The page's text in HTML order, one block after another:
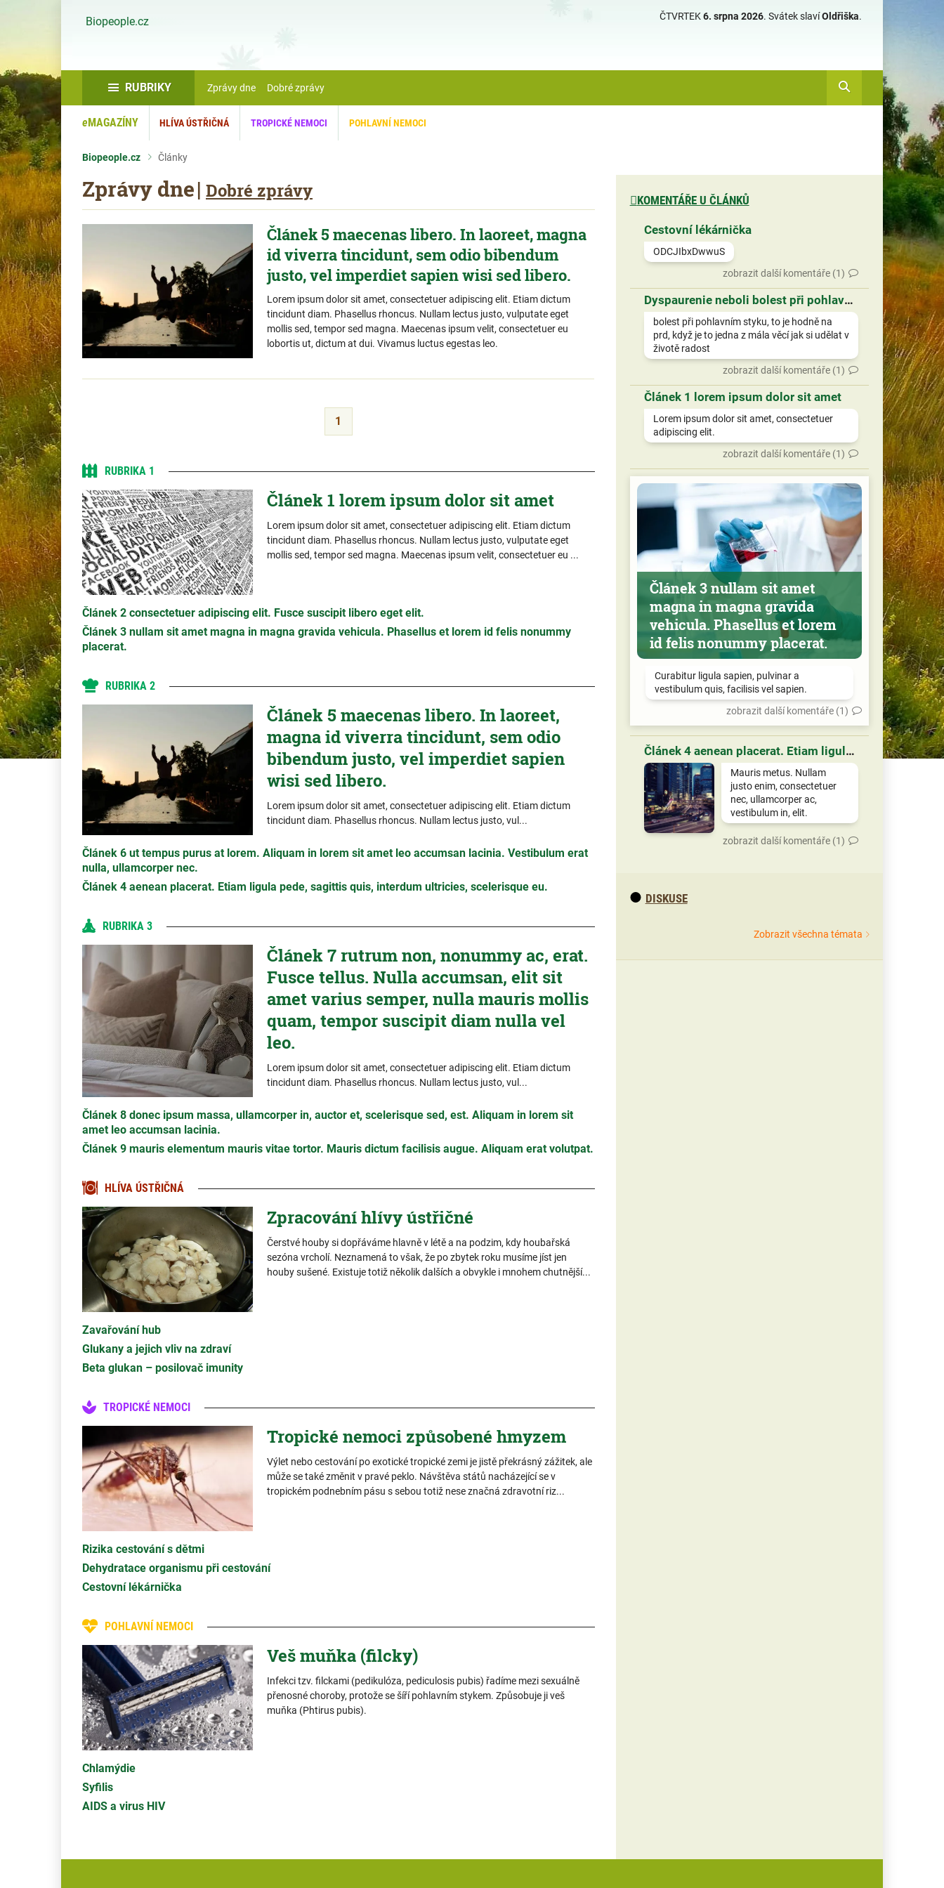
Biopeople.cz ČTVRTEK6. srpna 2026. Svátek slavíOldřiška.
RUBRIKY Zprávy dne Dobré zprávy
eMAGAZÍNY HLÍVA ÚSTŘIČNÁ TROPICKÉ NEMOCI POHLAVNÍ NEMOCI
Biopeople.cz Články
Zprávy dne| Dobré zprávy
Článek 5 maecenas libero. In laoreet, magna
id viverra tincidunt, sem odio bibendum
justo, vel imperdiet sapien wisi sed libero.
Lorem ipsum dolor sit amet, consectetuer adipiscing elit. Etiam dictum
tincidunt diam. Phasellus rhoncus. Nullam lectus justo, vulputate eget
mollis sed, tempor sed magna. Maecenas ipsum velit, consectetuer eu
lobortis ut, dictum at dui. Vivamus luctus egestas leo.
1
RUBRIKA 1
Článek 1 lorem ipsum dolor sit amet
Lorem ipsum dolor sit amet, consectetuer adipiscing elit. Etiam dictum
tincidunt diam. Phasellus rhoncus. Nullam lectus justo, vulputate eget
mollis sed, tempor sed magna. Maecenas ipsum velit, consectetuer eu ...
Článek 2 consectetuer adipiscing elit. Fusce suscipit libero eget elit.
Článek 3 nullam sit amet magna in magna gravida vehicula. Phasellus et lorem id felis nonummy
placerat.
RUBRIKA 2
Článek 5 maecenas libero. In laoreet,
magna id viverra tincidunt, sem odio
bibendum justo, vel imperdiet sapien
wisi sed libero.
Lorem ipsum dolor sit amet, consectetuer adipiscing elit. Etiam dictum
tincidunt diam. Phasellus rhoncus. Nullam lectus justo, vul...
Článek 6 ut tempus purus at lorem. Aliquam in lorem sit amet leo accumsan lacinia. Vestibulum erat
nulla, ullamcorper nec.
Článek 4 aenean placerat. Etiam ligula pede, sagittis quis, interdum ultricies, scelerisque eu.
RUBRIKA 3
Článek 7 rutrum non, nonummy ac, erat.
Fusce tellus. Nulla accumsan, elit sit
amet varius semper, nulla mauris mollis
quam, tempor suscipit diam nulla vel
leo.
Lorem ipsum dolor sit amet, consectetuer adipiscing elit. Etiam dictum
tincidunt diam. Phasellus rhoncus. Nullam lectus justo, vul...
Článek 8 donec ipsum massa, ullamcorper in, auctor et, scelerisque sed, est. Aliquam in lorem sit
amet leo accumsan lacinia.
Článek 9 mauris elementum mauris vitae tortor. Mauris dictum facilisis augue. Aliquam erat volutpat.
HLÍVA ÚSTŘIČNÁ
Zpracování hlívy ústřičné
Čerstvé houby si dopřáváme hlavně v létě a na podzim, kdy houbařská
sezóna vrcholí. Neznamená to však, že po zbytek roku musíme jíst jen
houby sušené. Existuje totiž několik dalších a obvykle i mnohem chutnější...
Zavařování hub
Glukany a jejich vliv na zdraví
Beta glukan – posilovač imunity
TROPICKÉ NEMOCI
Tropické nemoci způsobené hmyzem
Výlet nebo cestování po exotické tropické zemi je jistě překrásný zážitek, ale
může se také změnit v pravé peklo. Návštěva států nacházející se v
tropickém podnebním pásu s sebou totiž nese značná zdravotní riz...
Rizika cestování s dětmi
Dehydratace organismu při cestování
Cestovní lékárnička
POHLAVNÍ NEMOCI
Veš muňka (filcky)
Infekci tzv. filckami (pedikulóza, pediculosis pubis) řadíme mezi sexuálně
přenosné choroby, protože se šíří pohlavním stykem. Způsobuje ji veš
muňka (Phtirus pubis).
Chlamýdie
Syfilis
AIDS a virus HIV
KOMENTÁŘE U ČLÁNKŮ
Cestovní lékárnička
ODCJIbxDwwuS
zobrazit další komentáře (1)
Dyspaurenie neboli bolest při pohlavním styku
bolest při pohlavním styku, to je hodně na
prd, když je to jedna z mála věcí jak si udělat v
životě radost
zobrazit další komentáře (1)
Článek 1 lorem ipsum dolor sit amet
Lorem ipsum dolor sit amet, consectetuer
adipiscing elit.
zobrazit další komentáře (1)
Článek 3 nullam sit amet
magna in magna gravida
vehicula. Phasellus et lorem
id felis nonummy placerat.
Curabitur ligula sapien, pulvinar a
vestibulum quis, facilisis vel sapien.
zobrazit další komentáře (1)
Článek 4 aenean placerat. Etiam ligula pede, sagittis quis, interdum ultricies, scelerisque eu.
Mauris metus. Nullam
justo enim, consectetuer
nec, ullamcorper ac,
vestibulum in, elit.
zobrazit další komentáře (1)
DISKUSE
Zobrazit všechna témata